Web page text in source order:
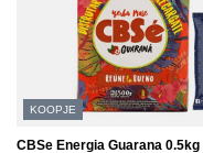
KOOPJE
CBSe Energia Guarana 0.5kg